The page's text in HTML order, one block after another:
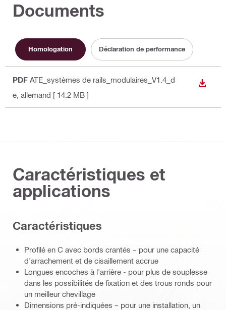
Documents
Homologation Déclaration de performance
PDF ATE_systèmes de rails_modulaires_V1.4_d
e , allemand [ 14.2 MB ]
Caractéristiques et
applications
Caractéristiques
Profilé en C avec bords crantés – pour une capacité
d'arrachement et de cisaillement accrue
Longues encoches à l'arrière - pour plus de souplesse
dans les possibilités de fixation et des trous ronds pour
un meilleur chevillage
Dimensions pré-indiquées – pour une installation, un